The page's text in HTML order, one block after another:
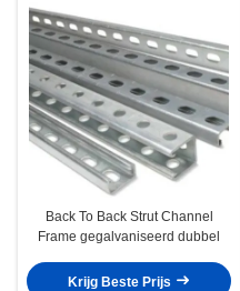
Back To Back Strut Channel
Frame gegalvaniseerd dubbel
Krijg Beste Prijs